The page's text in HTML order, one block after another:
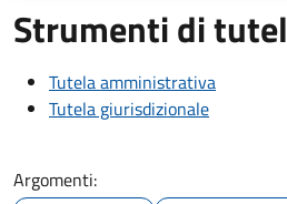
Strumenti di
Tutela amministrativa
Tutela giurisdizionale
Argomenti: